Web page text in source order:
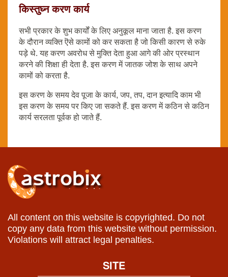
किस्तुघ्न करण कार्य
सभी प्रकार के शुभ कार्यों के लिए अनुकूल माना जाता है. इस करण
के दौरान व्यक्ति ऎसे कामों को कर सकता है जो किसी कारण से रुके
पड़े थे. यह करण अवरोध से मुक्ति देता हुआ आगे की ओर प्रस्थान
करने की शिक्षा ही देता है. इस करण में जातक जोश के साथ अपने
कामों को करता है.
इस करण के समय देव पूजा के कार्य, जप, तप, दान इत्यादि काम भी
इस करण के समय पर किए जा सकते हैं. इस करण में कठिन से कठिन
कार्य सरलता पूर्वक हो जाते हैं.
All content on this website is copyrighted. Do not
copy any data from this website without permission.
Violations will attract legal penalties.
SITE